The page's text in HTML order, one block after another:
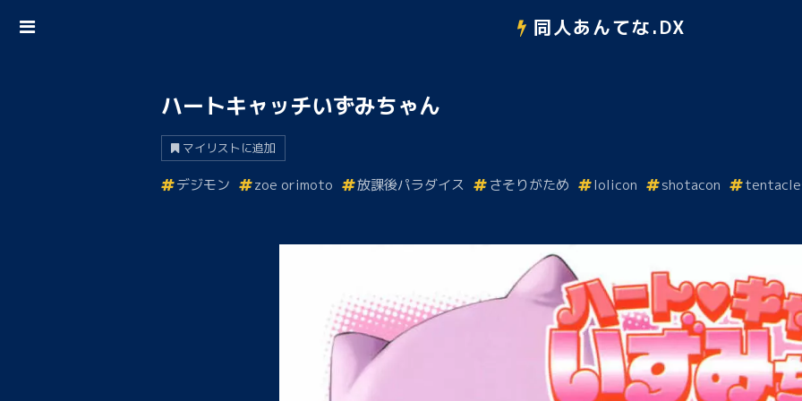
同人あんてな.DX
ハートキャッチいずみちゃん
マイリストに追加
デジモン zoe orimoto 放課後パラダイス さそりがため lolicon shotacon